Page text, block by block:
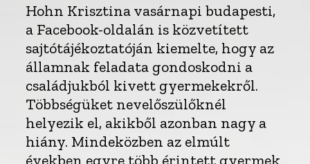
Hohn Krisztina vasárnapi budapesti,
a Facebook-oldalán is közvetített
sajtótájékoztatóján kiemelte, hogy az
államnak feladata gondoskodni a
családjukból kivett gyermekekről.
Többségüket nevelőszülőknél
helyezik el, akikből azonban nagy a
hiány. Mindeközben az elmúlt
években egyre több érintett gyermek